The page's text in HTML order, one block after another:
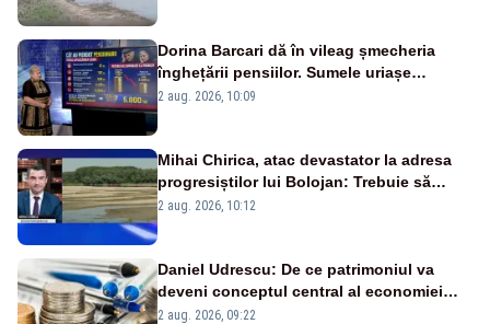
Dorina Barcari dă în vileag șmecheria
înghețării pensiilor. Sumele uriașe
pierdute de fiecare român
2 aug. 2026, 10:09
Mihai Chirica, atac devastator la adresa
progresiștilor lui Bolojan: Trebuie să
protejăm și natura, dar nu șținem omaneii
2 aug. 2026, 10:12
Daniel Udrescu: De ce patrimoniul va
deveni conceptul central al economiei
viitoare?
2 aug. 2026, 09:22